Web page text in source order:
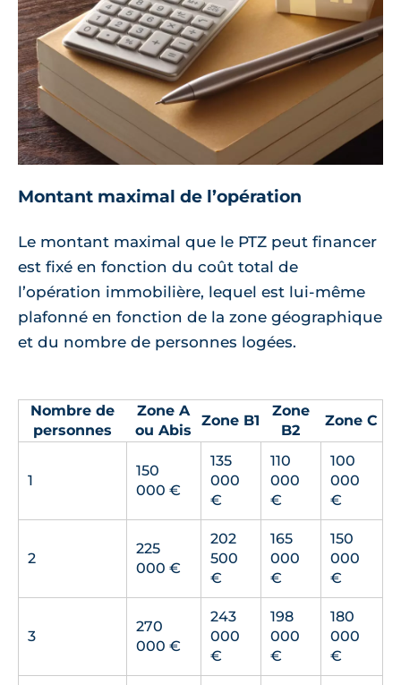
Montant maximal de l’opération
Le montant maximal que le PTZ peut financer
est fixé en fonction du coût total de
l’opération immobilière, lequel est lui-même
plafonné en fonction de la zone géographique
et du nombre de personnes logées.
Nombre de
personnes
Zone A
ou Abis
Zone B1
Zone
B2
Zone C
1
150
000 €
135
000
€
110
000
€
100
000
€
2
225
000 €
202
500
€
165
000
€
150
000
€
3
270
000 €
243
000
€
198
000
€
180
000
€